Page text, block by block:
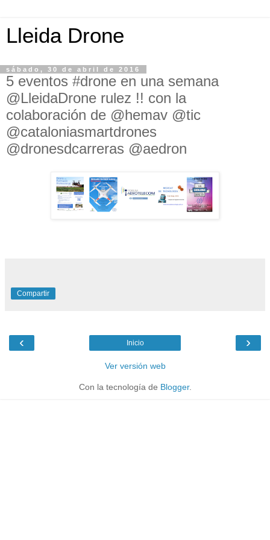
Lleida Drone
sábado, 30 de abril de 2016
5 eventos #drone en una semana
@LleidaDrone rulez !! con la
colaboración de @hemav @tic
@cataloniasmartdrones
@dronesdcarreras @aedron
Compartir
‹ ›
Inicio
Ver versión web
Con la tecnología de Blogger.